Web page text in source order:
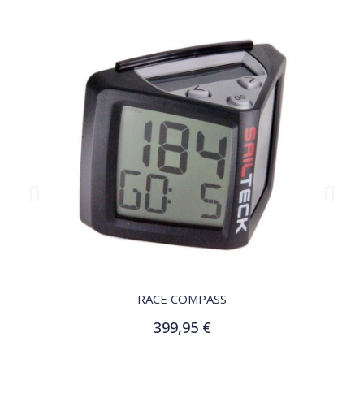
RACE COMPASS
399,95 €
Ajouter au panier